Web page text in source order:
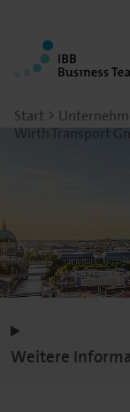
Start
Wirth Transport
Weitere